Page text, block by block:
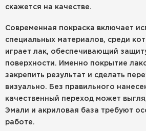
скажется на качестве.
Современная покраска включает
специальных материалов, среди
играет лак, обеспечивающий
поверхности. Именно покрытие
закрепить результат и сделать
визуально. Без правильного
качественный переход может
Эмали и акриловая база требуют
работе.